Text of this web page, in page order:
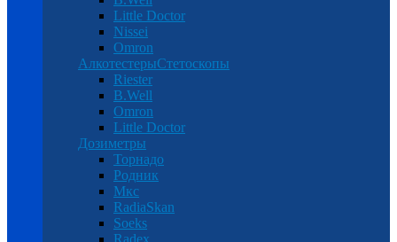
Little Doctor
Nissei
Omron
АлкотестерыСтетоскопы
Riester
B.Well
Omron
Little Doctor
Дозиметры
Торнадо
Родник
Мкс
RadiaSkan
Soeks
Radex